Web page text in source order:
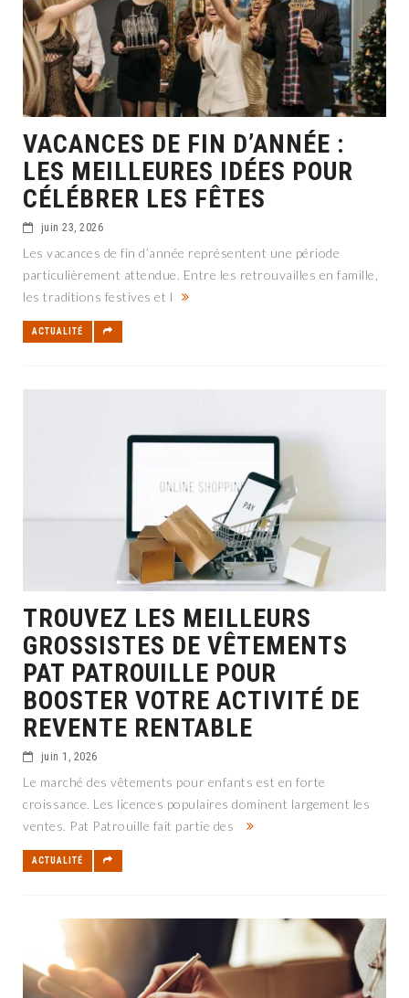
VACANCES DE FIN D’ANNÉE :
LES MEILLEURES IDÉES POUR
CÉLÉBRER LES FÊTES
juin 23, 2026
Les vacances de fin d’année représentent une période
particulièrement attendue. Entre les retrouvailles en famille,
les traditions festives et l
ACTUALITÉ
TROUVEZ LES MEILLEURS
GROSSISTES DE VÊTEMENTS
PAT PATROUILLE POUR
BOOSTER VOTRE ACTIVITÉ DE
REVENTE RENTABLE
juin 1, 2026
Le marché des vêtements pour enfants est en forte
croissance. Les licences populaires dominent largement les
ventes. Pat Patrouille fait partie des
ACTUALITÉ